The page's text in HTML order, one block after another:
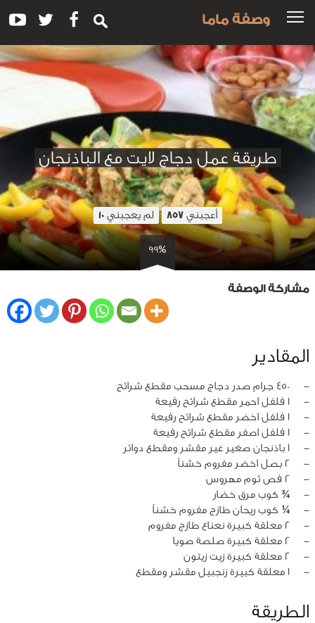
وصفة ماما
طريقة عمل دجاج لايت مع الباذنجان
أعجبني857 لم يعجبني10
99%
مشاركة الوصفة
المقادير
‏-
450 جرام صدر دجاج مسحب مقطع شرائح
‏-
1 فلفل احمر مقطع شرائح رفيعة
‏-
1 فلفل اخضر مقطع شرائح رفيعة
‏-
1 فلفل اصفر مقطع شرائح رفيعة
‏-
1 باذنجان صغير غير مقشر ومقطع دوائر
‏-
2 بصل اخضر مفروم خشناً
‏-
2 فص ثوم مهروس
‏-
¾ كوب مرق خضار
‏-
¼ كوب ريحان طازج مفروم خشناً
‏-
2 معلقة كبيرة نعناع طازج مفروم
‏-
2 معلقة كبيرة صلصة صويا
‏-
2 معلقة كبيرة زيت زيتون
‏-
1 معلقة كبيرة زنجبيل مقشر ومقطع
الطريقة